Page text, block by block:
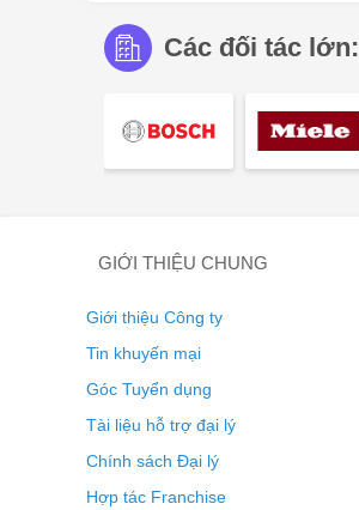
Các đối tác lớn:
GIỚI THIỆU CHUNG
Giới thiệu Công ty
Tin khuyến mại
Góc Tuyển dụng
Tài liệu hỗ trợ đại lý
Chính sách Đại lý
Hợp tác Franchise